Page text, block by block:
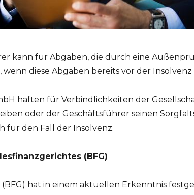
kann für Abgaben, die durch eine
diese Abgaben bereits vor der Insolvenz
haften für Verbindlichkeiten der
oder der Geschäftsführer seinen
für den Fall der Insolvenz.
(BFG)
hat in einem aktuellen Erkenntnis